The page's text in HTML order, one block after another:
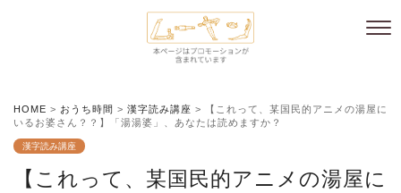
HOME > おうち時間 > 漢字読み講座 >
【これって、某国民的アニメの湯屋に
いるお婆さん？？】「湯湯婆」、あなたは読めますか？
漢字読み講座
【これって、某国民的アニメの湯屋に